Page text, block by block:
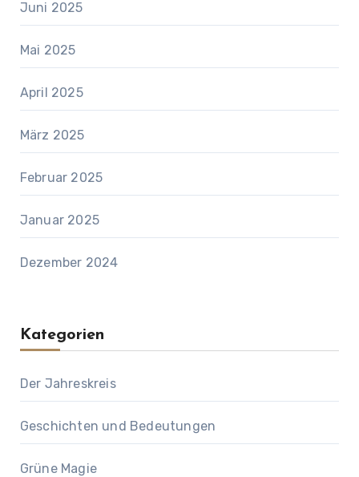
Juni 2025
Mai 2025
April 2025
März 2025
Februar 2025
Januar 2025
Dezember 2024
Kategorien
Der Jahreskreis
Geschichten und Bedeutungen
Grüne Magie